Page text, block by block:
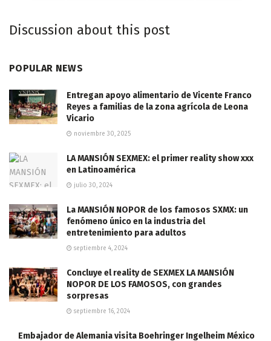
Discussion about this post
POPULAR NEWS
Entregan apoyo alimentario de Vicente Franco
Reyes a familias de la zona agrícola de Leona
Vicario
noviembre 30, 2025
LA MANSIÓN SEXMEX: el primer reality show xxx
en Latinoamérica
julio 30, 2024
La MANSIÓN NOPOR de los famosos SXMX: un
fenómeno único en la industria del
entretenimiento para adultos
septiembre 4, 2024
Concluye el reality de SEXMEX LA MANSIÓN
NOPOR DE LOS FAMOSOS, con grandes
sorpresas
septiembre 16, 2024
Embajador de Alemania visita Boehringer Ingelheim México